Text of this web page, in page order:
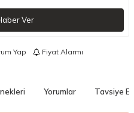
Ver
Yap Fiyat Alarmı
Yorumlar Tavsiye Et